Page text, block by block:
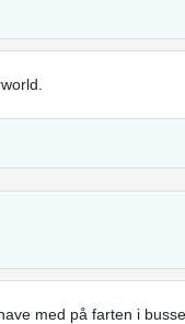
med på farten i